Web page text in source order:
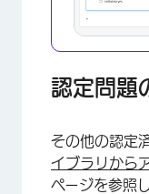
認定問題
その他の認定
イブラリから
ページを参照